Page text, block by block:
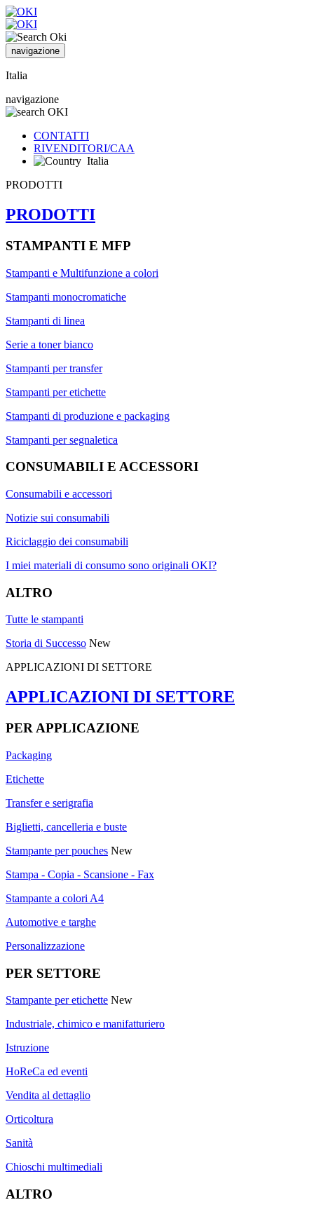
navigazione
Italia
navigazione
CONTATTI
RIVENDITORI/CAA
Italia
PRODOTTI
PRODOTTI
STAMPANTI E MFP
Stampanti e Multifunzione a colori
Stampanti monocromatiche
Stampanti di linea
Serie a toner bianco
Stampanti per transfer
Stampanti per etichette
Stampanti di produzione e packaging
Stampanti per segnaletica
CONSUMABILI E ACCESSORI
Consumabili e accessori
Notizie sui consumabili
Riciclaggio dei consumabili
I miei materiali di consumo sono originali OKI?
ALTRO
Tutte le stampanti
Storia di Successo New
APPLICAZIONI DI SETTORE
APPLICAZIONI DI SETTORE
PER APPLICAZIONE
Packaging
Etichette
Transfer e serigrafia
Biglietti, cancelleria e buste
Stampante per pouches New
Stampa - Copia - Scansione - Fax
Stampante a colori A4
Automotive e targhe
Personalizzazione
PER SETTORE
Stampante per etichette New
Industriale, chimico e manifatturiero
Istruzione
HoReCa ed eventi
Vendita al dettaglio
Orticoltura
Sanità
Chioschi multimediali
ALTRO